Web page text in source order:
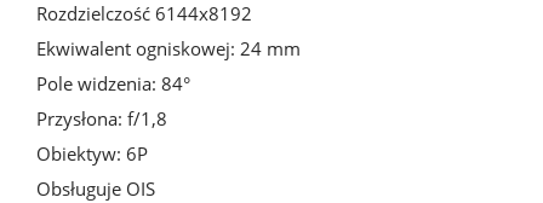
Rozdzielczość 6144x8192
Ekwiwalent ogniskowej: 24 mm
Pole widzenia: 84°
Przysłona: f/1,8
Obiektyw: 6P
Obsługuje OIS